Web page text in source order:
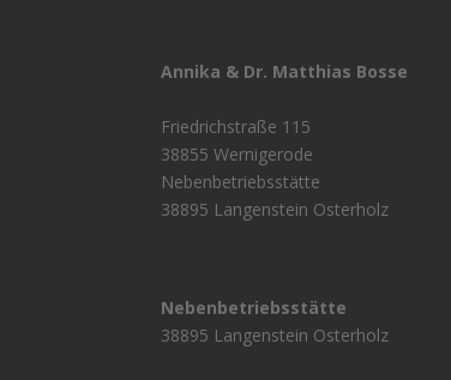
Annika & Dr. Matthias Bosse
Friedrichstraße 115
38855 Wernigerode
Nebenbetriebsstätte
38895 Langenstein Osterholz
Nebenbetriebsstätte
38895 Langenstein Osterholz